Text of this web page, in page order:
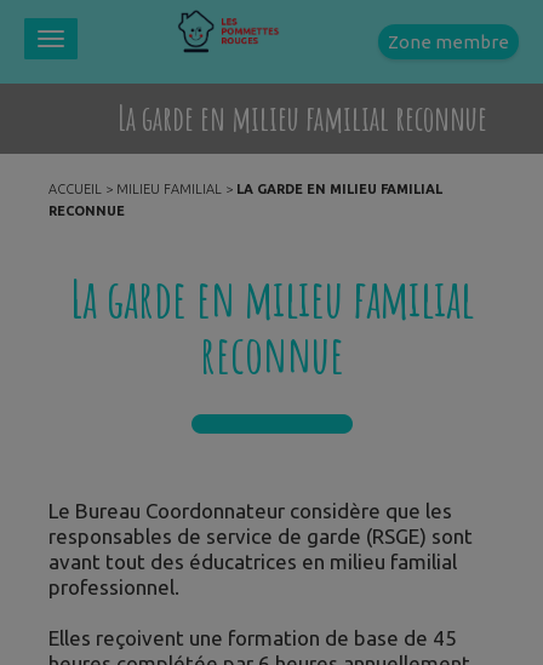
Toggle
navigation
Zone membre
La garde en milieu familial reconnue
ACCUEIL > MILIEU FAMILIAL > LA GARDE EN MILIEU FAMILIAL
RECONNUE
La garde en milieu familial
reconnue
Le Bureau Coordonnateur considère que les
responsables de service de garde (RSGE) sont
avant tout des éducatrices en milieu familial
professionnel.
Elles reçoivent une formation de base de 45